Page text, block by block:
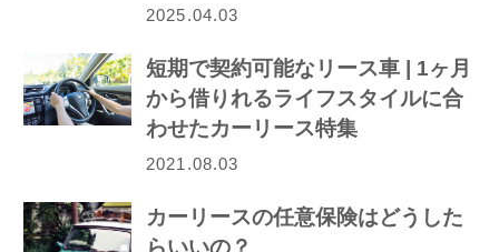
2025.04.03
短期で契約可能なリース車 | 1ヶ月
から借りれるライフスタイルに合
わせたカーリース特集
2021.08.03
カーリースの任意保険はどうした
らいいの？